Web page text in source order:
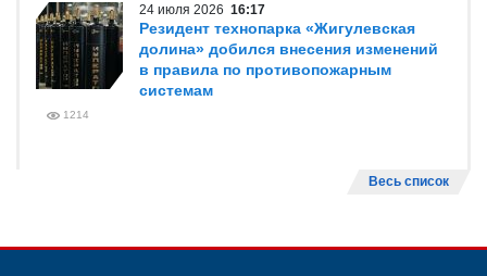
24 июля 2026 16:17
Резидент технопарка «Жигулевская
долина» добился внесения изменений
в правила по противопожарным
системам
1214
Весь список